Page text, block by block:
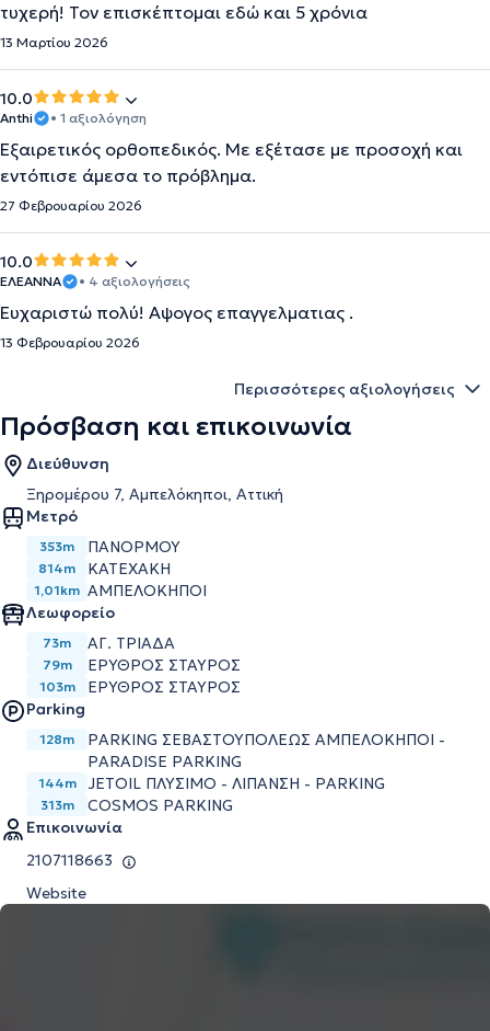
τυχερή! Τον επισκέπτομαι εδώ και 5 χρόνια
13 Μαρτίου 2026
10.0
Anthi • 1 αξιολόγηση
Εξαιρετικός ορθοπεδικός. Με εξέτασε με προσοχή και
εντόπισε άμεσα το πρόβλημα.
27 Φεβρουαρίου 2026
10.0
ΕΛΕΑΝΝΑ • 4 αξιολογήσεις
Ευχαριστώ πολύ! Αψογος επαγγελματιας .
13 Φεβρουαρίου 2026
Περισσότερες αξιολογήσεις
Πρόσβαση και επικοινωνία
Διεύθυνση
Ξηρομέρου 7, Αμπελόκηποι, Αττική
Μετρό
353m ΠΑΝΟΡΜΟΥ
814m ΚΑΤΕΧΑΚΗ
1,01km ΑΜΠΕΛΟΚΗΠΟΙ
Λεωφορείο
73m ΑΓ. ΤΡΙΑΔΑ
79m ΕΡΥΘΡΟΣ ΣΤΑΥΡΟΣ
103m
ΕΡΥΘΡΟΣ ΣΤΑΥΡΟΣ
Parking
128m
PARKING ΣΕΒΑΣΤΟΥΠΟΛΕΩΣ ΑΜΠΕΛΟΚΗΠΟΙ -
PARADISE PARKING
144m JETOIL ΠΛΥΣΙΜΟ - ΛΙΠΑΝΣΗ - PARKING
313m
COSMOS PARKING
Επικοινωνία
2107118663
Website